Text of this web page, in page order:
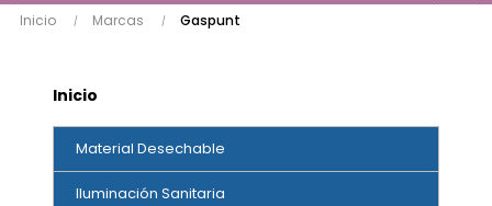
Inicio Marcas Gaspunt
Inicio
Material Desechable
Iluminación Sanitaria